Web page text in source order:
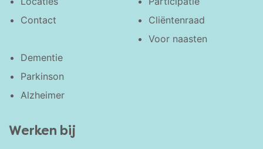
Contact
Cliëntenraad
Voor naasten
Dementie
Parkinson
Alzheimer
Werken bij